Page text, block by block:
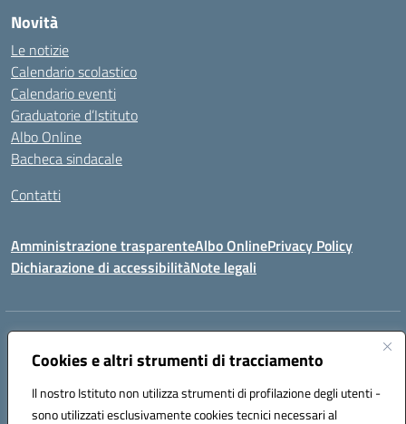
Cookies e altri strumenti di tracciamento
Il nostro Istituto non utilizza strumenti di profilazione degli utenti -
sono utilizzati esclusivamente cookies tecnici necessari al
Novità
Le notizie
Calendario scolastico
Calendario eventi
Graduatorie d’Istituto
Albo Online
Bacheca sindacale
Contatti
Amministrazione trasparenteAlbo OnlinePrivacy Policy
Dichiarazione di accessibilitàNote legali
Indirizzo:
Centralino:0823944017 Email:ceic85400b@istruzione.it
Codice fiscale: 82000440618